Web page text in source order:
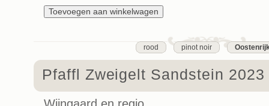
rood pinot noir
Pfaffl Zweigelt Sandstein 2023